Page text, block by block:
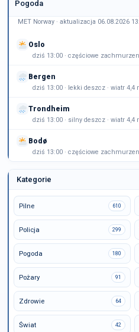
Pogoda
MET Norway · aktualizacja 06.08.2026
Oslo
dziś 13:00 · częściowe
Bergen
dziś 13:00 · lekki deszcz · wiatr 4,4
Trondheim
dziś 13:00 · silny deszcz · wiatr 4,4
Bodø
dziś 13:00 · częściowe
Kategorie
Pilne 610
Policja 299
Pogoda 180
Pożary 91
Zdrowie 64
Świat 42